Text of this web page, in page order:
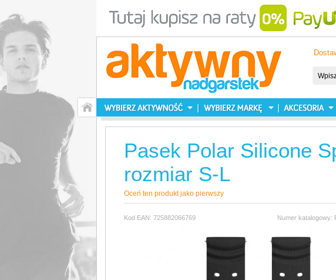
Pasek Polar Silicone
rozmiar S-L
Oceń ten produkt jako pierwszy
Kod EAN: 725882066769 Numer katalogowy: